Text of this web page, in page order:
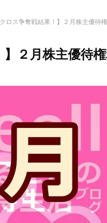
クロス争奪戦結果！】２月株主優待
２月株主優待